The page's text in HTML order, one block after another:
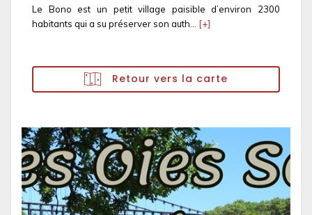
Le Bono est un petit village paisible d’environ 2300
habitants qui a su préserver son auth... [+]
Retour vers la carte